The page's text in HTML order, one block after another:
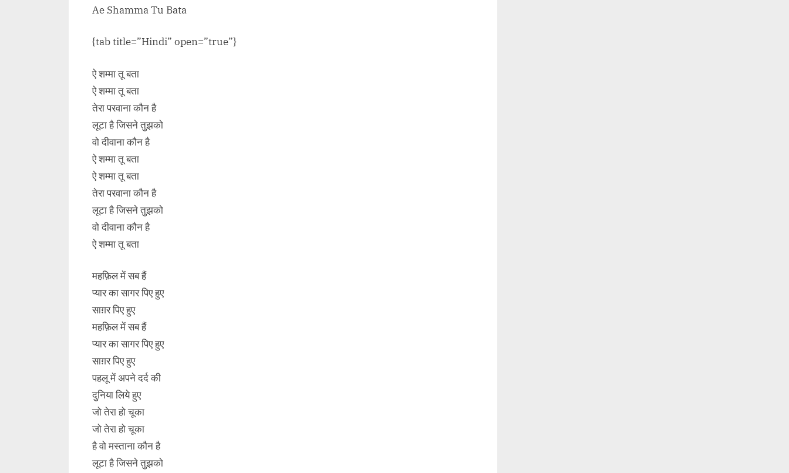
Ae Shamma Tu Bata
{tab title=”Hindi” open=”true”}
ऐ शम्मा तू बता
ऐ शम्मा तू बता
तेरा परवाना कौन है
लूटा है जिसने तुझको
वो दीवाना कौन है
ऐ शम्मा तू बता
ऐ शम्मा तू बता
तेरा परवाना कौन है
लूटा है जिसने तुझको
वो दीवाना कौन है
ऐ शम्मा तू बता
महफ़िल में सब हैं
प्यार का सागर पिए हुए
साग़र पिए हुए
महफ़िल में सब हैं
प्यार का सागर पिए हुए
साग़र पिए हुए
पहलू में अपने दर्द की
दुनिया लिये हुए
जो तेरा हो चूका
जो तेरा हो चूका
है वो मस्ताना कौन है
लूटा है जिसने तुझको